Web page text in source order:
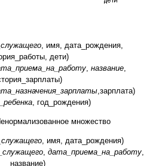
, имя, дата_рождения,
дети)
название
,зарплата)
, год_рождения)
множество
, имя, дата_рождения)
, дата_приема_на_работу,
название)